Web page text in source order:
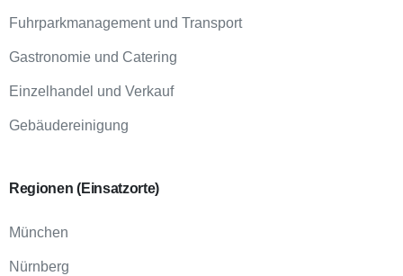
Fuhrparkmanagement und Transport
Gastronomie und Catering
Einzelhandel und Verkauf
Gebäudereinigung
Regionen (Einsatzorte)
München
Nürnberg